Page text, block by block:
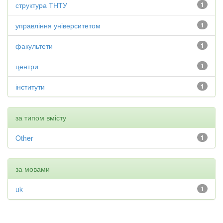
1
структура ТНТУ
1
управління університетом
1
факультети
1
центри
1
інститути
за типом вмісту
1
Other
за мовами
1
uk